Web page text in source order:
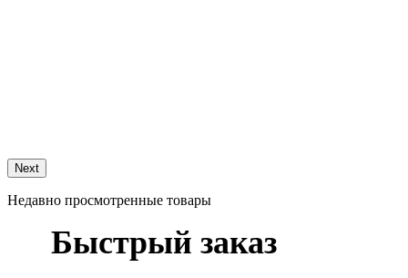
Next
Недавно просмотренные товары
Быстрый заказ